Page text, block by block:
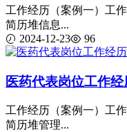
工作经历（案例一）工作
简历堆信息...
2024-12-23
96
医药代表岗位工作
工作经历（案例一）工作
简历堆管理...